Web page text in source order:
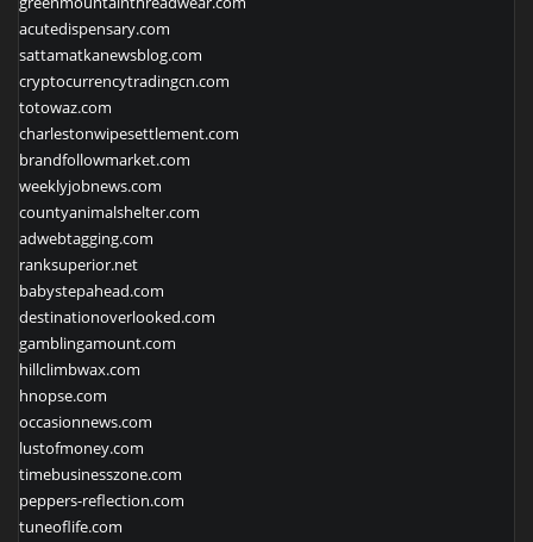
acutedispensary.com
sattamatkanewsblog.com
cryptocurrencytradingcn.com
totowaz.com
charlestonwipesettlement.com
brandfollowmarket.com
weeklyjobnews.com
countyanimalshelter.com
adwebtagging.com
ranksuperior.net
babystepahead.com
destinationoverlooked.com
gamblingamount.com
hillclimbwax.com
hnopse.com
occasionnews.com
lustofmoney.com
timebusinesszone.com
peppers-reflection.com
tuneoflife.com